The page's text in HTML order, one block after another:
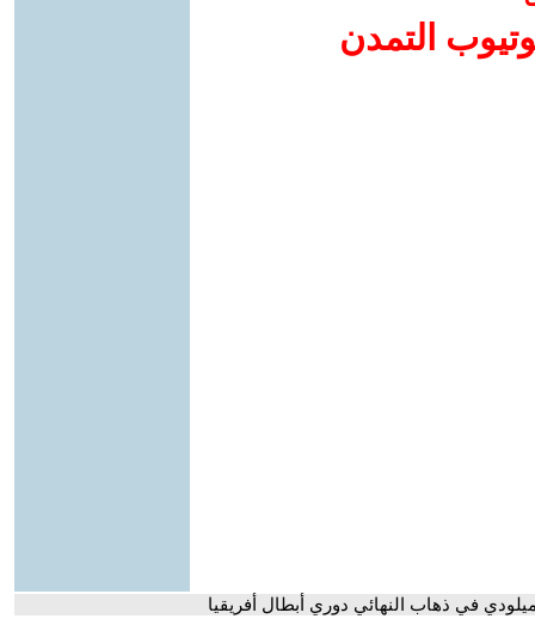
التمدن
في ذهاب النهائي دوري أبطال أفريقيا